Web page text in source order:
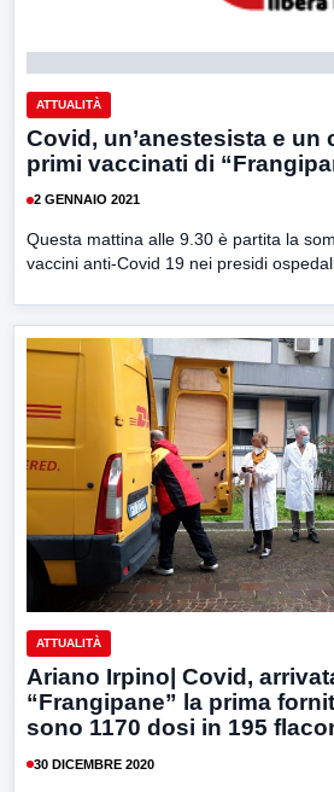
ATTUALITÀ
Covid, un’anestesista e un
primi vaccinati di
2 GENNAIO 2021
Questa mattina alle 9.30 è partita la
vaccini anti-Covid 19 nei presidi
ATTUALITÀ
Ariano Irpino| Covid,
“Frangipane” la prima
sono 1170 dosi in 195
30 DICEMBRE 2020